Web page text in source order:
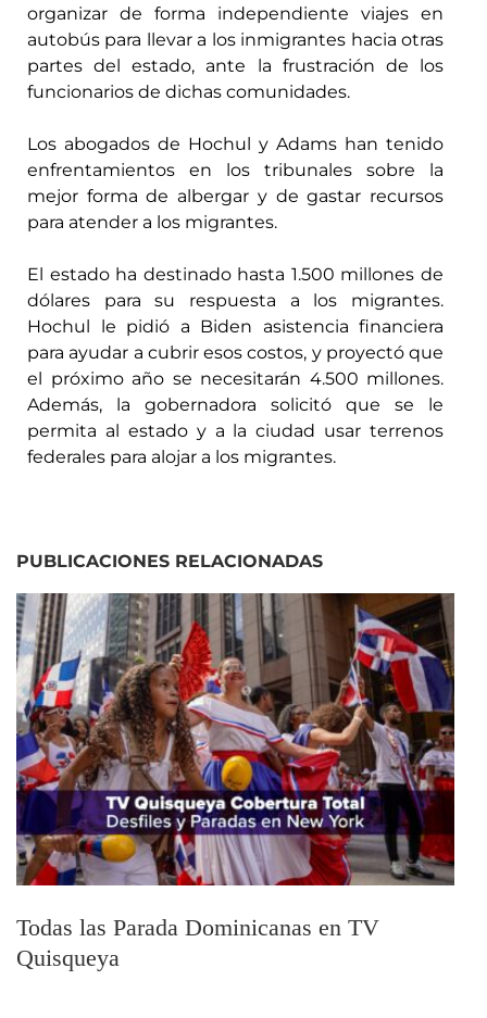
organizar de forma independiente viajes en
autobús para llevar a los inmigrantes hacia otras
partes del estado, ante la frustración de los
funcionarios de dichas comunidades.
Los abogados de Hochul y Adams han tenido
enfrentamientos en los tribunales sobre la
mejor forma de albergar y de gastar recursos
para atender a los migrantes.
El estado ha destinado hasta 1.500 millones de
dólares para su respuesta a los migrantes.
Hochul le pidió a Biden asistencia financiera
para ayudar a cubrir esos costos, y proyectó que
el próximo año se necesitarán 4.500 millones.
Además, la gobernadora solicitó que se le
permita al estado y a la ciudad usar terrenos
federales para alojar a los migrantes.
PUBLICACIONES RELACIONADAS
Todas las Parada Dominicanas en TV
Quisqueya